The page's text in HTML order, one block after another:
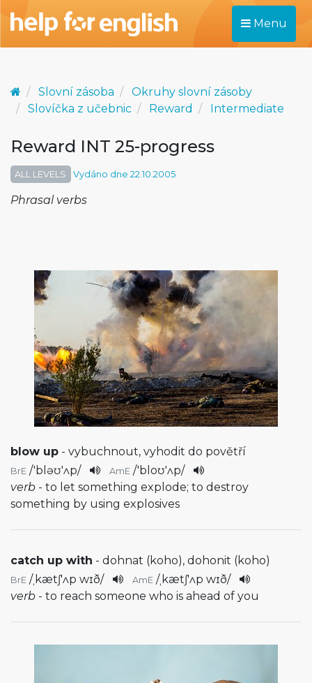
Menu
Slovní zásoba
Okruhy slovní zásoby
Slovíčka z učebnic
Reward Intermediate
Reward INT 25-progress
ALL LEVELS Vydáno dne 22.10.2005
Phrasal verbs
blow up - vybuchnout, vyhodit do povětří
BrE /'bləʊ'ʌp/ AmE /'bloʊ'ʌp/
verb - to let something explode; to destroy
something by using explosives
catch up with - dohnat (koho), dohonit (koho)
BrE /ˌkætʃ'ʌp wɪð/ AmE /ˌkætʃ'ʌp wɪð/
verb - to reach someone who is ahead of you